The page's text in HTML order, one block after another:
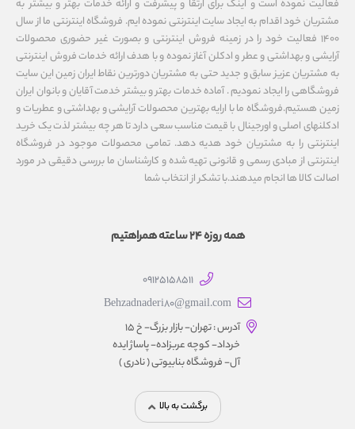
فعالیت نموده است و اینک برای ارتقا و پیشرفت و ارائه خدمات بهتر و بیشتر به
مشتریان خود اقدام به ایجاد سایت اینترنتی نموده ایم. فروشگاه اینترنتی ما از سال
1400 فعالیت خود را در زمینه فروش اینترنتی و بصورت غیر حضوری محصولات
آرایشی و بهداشتی و عطر و ادکلن آغاز نموده و با هدف ارائه خدمات فروش اینترنتی
به مشتریان عزیز سابق و جدید حتی به مشتریان دورترین نقاط ایران زمین این سایت
فروشگاهی را ایجاد نمودیم . آماده خدمات بهتر و بیشتر خدمت آقایان و بانوان ایران
زمین هستیم.فروشگاه ما با ارایه بهترین محصولات آرایشی و بهداشتی و عطریات و
ادکلنهای اصلی و اورجینال با قیمت مناسب سعی دارد تا هر چه بیشتر لذت یک خرید
اینترنتی را به مشتریان خود هدیه دهد. تمامی محصولات موجود در فروشگاه
اینترنتی از مبادی رسمی و قانونی تهیه شده و کارشناسان ما بررسی دقیقی در مورد
اصالت کالا ها انجام میدهند.با تشکر از انتخاب شما
همه روزه 24 ساعته همراهتیم
09125158511
Behzadnaderi80@gmail.com
آدرس : تهران- بازار بزرگ- خ ۱۵
خرداد- کوچه عربزاده- پاساژ ایده
آل- فروشگاه بنابیوتی ( نادری )
برگشت به بالا